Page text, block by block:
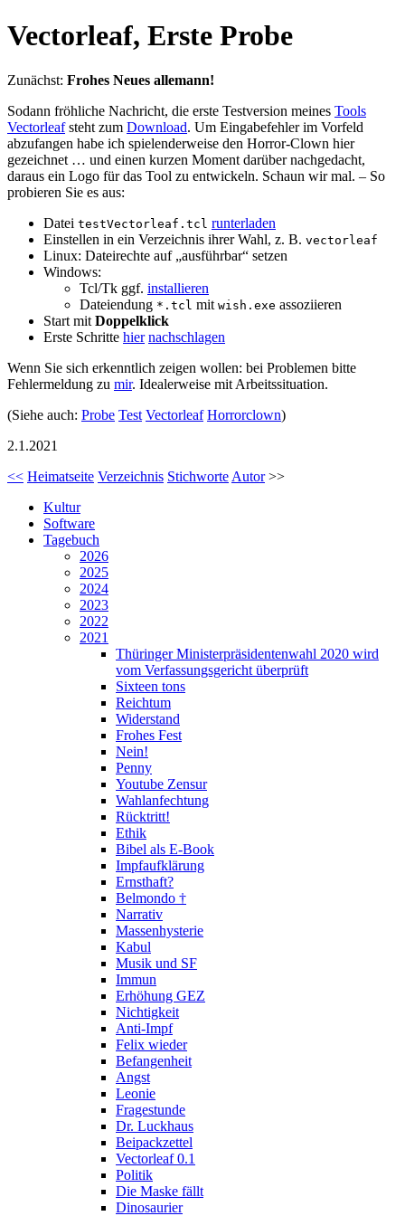
Vectorleaf, Erste Probe
Zunächst: Frohes Neues allemann!
Sodann fröhliche Nachricht, die erste Testversion meines Tools
Vectorleafsteht zum Download. Um Eingabefehler im Vorfeld
abzufangen habe ich spielenderweise den Horror-Clown hier
gezeichnet … und einen kurzen Moment darüber nachgedacht,
daraus ein Logo für das Tool zu entwickeln. Schaun wir mal. – So
probieren Sie es aus:
Datei testVectorleaf.tcl runterladen
Einstellen in ein Verzeichnis ihrer Wahl, z. B. vectorleaf
Linux: Dateirechte auf „ausführbar“ setzen
Windows:
Tcl/Tk ggf. installieren
Dateiendung *.tcl mit wish.exe assoziieren
Start mit Doppelklick
Erste Schritte hier nachschlagen
Wenn Sie sich erkenntlich zeigen wollen: bei Problemen bitte
Fehlermeldung zu mir. Idealerweise mit Arbeitssituation.
(Siehe auch: Probe Test Vectorleaf Horrorclown)
2.1.2021
<< Heimatseite Verzeichnis Stichworte Autor>>
Kultur
Software
Tagebuch
2026
2025
2024
2023
2022
2021
Thüringer Ministerpräsidentenwahl 2020 wird
vom Verfassungsgericht überprüft
Sixteen tons
Reichtum
Widerstand
Frohes Fest
Nein!
Penny
Youtube Zensur
Wahlanfechtung
Rücktritt!
Ethik
Bibel als E-Book
Impfaufklärung
Ernsthaft?
Belmondo †
Narrativ
Massenhysterie
Kabul
Musik und SF
Immun
Erhöhung GEZ
Nichtigkeit
Anti-Impf
Felix wieder
Befangenheit
Angst
Leonie
Fragestunde
Dr. Luckhaus
Beipackzettel
Vectorleaf 0.1
Politik
Die Maske fällt
Dinosaurier